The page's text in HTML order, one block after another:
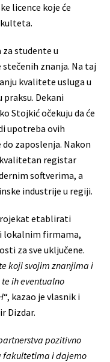
licence koje će
studente u
znanja. Na taj
kvalitete usluga u
Dekani
Stojkić očekuju da će
upotreba ovih
zaposlenja. Nakon
registar
softverima, a
industrije u regiji.
etablirati
lokalnim firmama,
za sve uključene.
koji svojim znanjima i
ih eventualno
“, kazao je vlasnik i
Dizdar.
pozitivno
fakultetima i dajemo